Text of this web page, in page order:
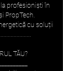
profesioniști în
PropTech.
cu soluții
TĂU?